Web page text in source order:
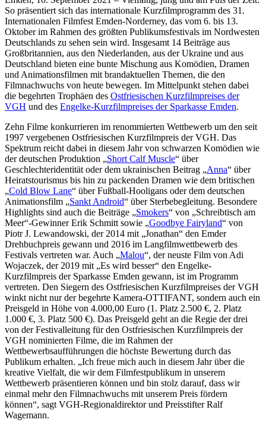
So präsentiert sich das internationale Kurzfilmprogramm des 31.
Internationalen Filmfest Emden-Norderney, das vom 6. bis 13.
Oktober im Rahmen des größten Publikumsfestivals im Nordwesten
Deutschlands zu sehen sein wird. Insgesamt 14 Beiträge aus
Großbritannien, aus den Niederlanden, aus der Ukraine und aus
Deutschland bieten eine bunte Mischung aus Komödien, Dramen
und Animationsfilmen mit brandaktuellen Themen, die den
Filmnachwuchs von heute bewegen. Im Mittelpunkt stehen dabei
die begehrten Trophäen des Ostfriesischen Kurzfilmpreises der
VGH und des Engelke-Kurzfilmpreises der Sparkasse Emden.
Zehn Filme konkurrieren im renommierten Wettbewerb um den seit
1997 vergebenen Ostfriesischen Kurzfilmpreis der VGH. Das
Spektrum reicht dabei in diesem Jahr von schwarzen Komödien wie
der deutschen Produktion „Short Calf Muscle“ über
Geschlechteridentität oder dem ukrainischen Beitrag „Anna“ über
Heiratstourismus bis hin zu packenden Dramen wie dem britischen
„Cold Blow Lane“ über Fußball-Hooligans oder dem deutschen
Animationsfilm „Sankt Android“ über Sterbebegleitung. Besondere
Highlights sind auch die Beiträge „Smokers“ von „Schreibtisch am
Meer“-Gewinner Erik Schmitt sowie „Goodbye Fairyland“ von
Piotr J. Lewandowski, der 2014 mit „Jonathan“ den Emder
Drehbuchpreis gewann und 2016 im Langfilmwettbewerb des
Festivals vertreten war. Auch „Malou“, der neuste Film von Adi
Wojaczek, der 2019 mit „Es wird besser“ den Engelke-
Kurzfilmpreis der Sparkasse Emden gewann, ist im Programm
vertreten. Den Siegern des Ostfriesischen Kurzfilmpreises der VGH
winkt nicht nur der begehrte Kamera-OTTIFANT, sondern auch ein
Preisgeld in Höhe von 4.000,00 Euro (1. Platz 2.500 €, 2. Platz
1.000 €, 3. Platz 500 €). Das Preisgeld geht an die Regie der drei
von der Festivalleitung für den Ostfriesischen Kurzfilmpreis der
VGH nominierten Filme, die im Rahmen der
Wettbewerbsaufführungen die höchste Bewertung durch das
Publikum erhalten. „Ich freue mich auch in diesem Jahr über die
kreative Vielfalt, die wir dem Filmfestpublikum in unserem
Wettbewerb präsentieren können und bin stolz darauf, dass wir
einmal mehr den Filmnachwuchs mit unserem Preis fördern
können“, sagt VGH-Regionaldirektor und Preisstifter Ralf
Wagemann.